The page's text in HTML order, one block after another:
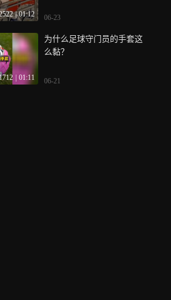
| 01:12 06-23
01:11
为什么足球守门员的手套这
么黏？
06-21